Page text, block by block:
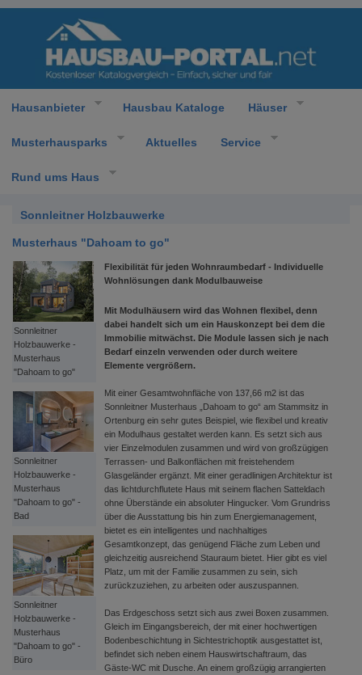
Hausanbieter Hausbau Kataloge Häuser
Musterhausparks Aktuelles Service
Rund ums Haus
Sonnleitner Holzbauwerke
Musterhaus "Dahoam to go"
Sonnleitner
Holzbauwerke -
Musterhaus
"Dahoam to go"
Sonnleitner
Holzbauwerke -
Musterhaus
"Dahoam to go" -
Bad
Sonnleitner
Holzbauwerke -
Musterhaus
"Dahoam to go" -
Büro
Flexibilität für jeden Wohnraumbedarf - Individuelle
Wohnlösungen dank Modulbauweise
Mit Modulhäusern wird das Wohnen flexibel, denn
dabei handelt sich um ein Hauskonzept bei dem die
Immobilie mitwächst. Die Module lassen sich je nach
Bedarf einzeln verwenden oder durch weitere
Elemente vergrößern.
Mit einer Gesamtwohnfläche von 137,66 m2 ist das
Sonnleitner Musterhaus „Dahoam to go“ am Stammsitz in
Ortenburg ein sehr gutes Beispiel, wie flexibel und kreativ
ein Modulhaus gestaltet werden kann. Es setzt sich aus
vier Einzelmodulen zusammen und wird von großzügigen
Terrassen- und Balkonflächen mit freistehendem
Glasgeländer ergänzt. Mit einer geradlinigen Architektur ist
das lichtdurchflutete Haus mit seinem flachen Satteldach
ohne Überstände ein absoluter Hingucker. Vom Grundriss
über die Ausstattung bis hin zum Energiemanagement,
bietet es ein intelligentes und nachhaltiges
Gesamtkonzept, das genügend Fläche zum Leben und
gleichzeitig ausreichend Stauraum bietet. Hier gibt es viel
Platz, um mit der Familie zusammen zu sein, sich
zurückzuziehen, zu arbeiten oder auszuspannen.
Das Erdgeschoss setzt sich aus zwei Boxen zusammen.
Gleich im Eingangsbereich, der mit einer hochwertigen
Bodenbeschichtung in Sichtestrichoptik ausgestattet ist,
befindet sich neben einem Hauswirtschaftraum, das
Gäste-WC mit Dusche. An einem großzügig arrangierten